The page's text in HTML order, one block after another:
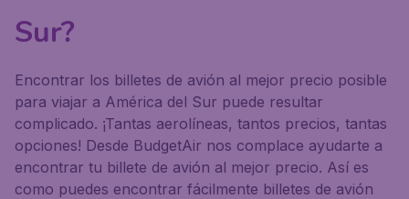
Sur?
Encontrar los billetes de avión al mejor precio posible
para viajar a América del Sur puede resultar
complicado. ¡Tantas aerolíneas, tantos precios, tantas
opciones! Desde BudgetAir nos complace ayudarte a
encontrar tu billete de avión al mejor precio. Así es
como puedes encontrar fácilmente billetes de avión